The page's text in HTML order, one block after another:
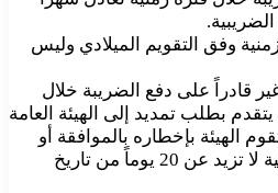
وفق التقويم الميلادي وليس
قادراً على دفع الضريبة خلال
يتقدم بطلب تمديد إلى الهيئة العامة
الهيئة بإخطاره بالموافقة أو
الرفض خلال فترة زمنية لا تزيد عن 20 يوماً من تاريخ